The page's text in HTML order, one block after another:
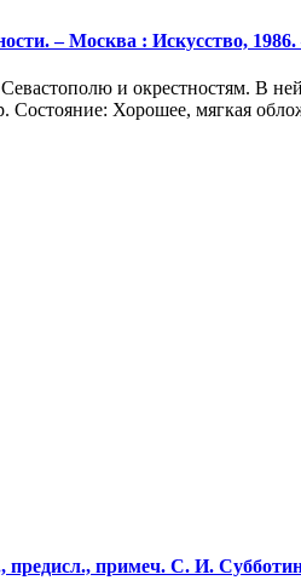
– Москва : Искусство, 1986.
и окрестностям. В
Состояние: Хорошее, мягкая
примеч. С. И.